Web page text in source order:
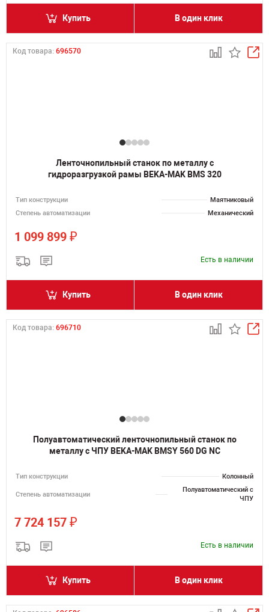
Купить В один клик
Код товара: 696570
Ленточнопильный станок по металлу с
гидроразгрузкой рамы BEKA-MAK BMS 320
Тип конструкции
Маятниковый
Степень автоматизации
Механический
1 099 899 ₽
Есть в наличии
Купить В один клик
Код товара: 696710
Полуавтоматический ленточнопильный станок по
металлу с ЧПУ BEKA-MAK BMSY 560 DG NC
Тип конструкции Колонный
Степень автоматизации
Полуавтоматический с
ЧПУ
7 724 157 ₽
Есть в наличии
Купить В один клик